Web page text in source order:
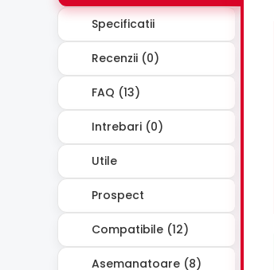
Specificatii
Recenzii (0)
FAQ (13)
Intrebari (0)
Utile
Prospect
Compatibile (12)
Asemanatoare (8)